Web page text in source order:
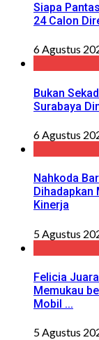
Siapa
24 Calon
6 Agustus
Bukan
Surabaya
6 Agustus
Nahkoda
Dihadapkan
Kinerja
5 Agustus
Felicia
Memukau
Mobil ...
5 Agustus